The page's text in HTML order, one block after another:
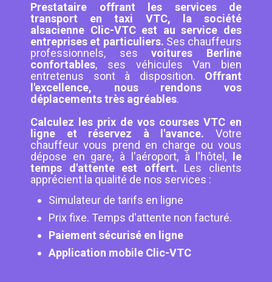
Prestataire offrant les services de
transport en taxi VTC, la société
alsacienne Clic-VTC est au service des
entreprises et particuliers. Ses chauffeurs
professionnels, sesvoitures Berline
confortables, ses véhicules Van bien
entretenus sont à disposition. Offrant
l'excellence, nous rendons vos
déplacements très agréables.
Calculez les prix de vos courses VTC en
ligne et réservez à l'avance. Votre
chauffeur vous prend en charge ou vous
dépose en gare, à l'aéroport, à l'hôtel,
le
temps d'attente est offert. Les clients
apprécient la qualité de nos services :
Simulateur de tarifs en ligne
Prix fixe. Temps d'attente non facturé.
Paiement sécurisé en ligne
Application mobile Clic-VTC